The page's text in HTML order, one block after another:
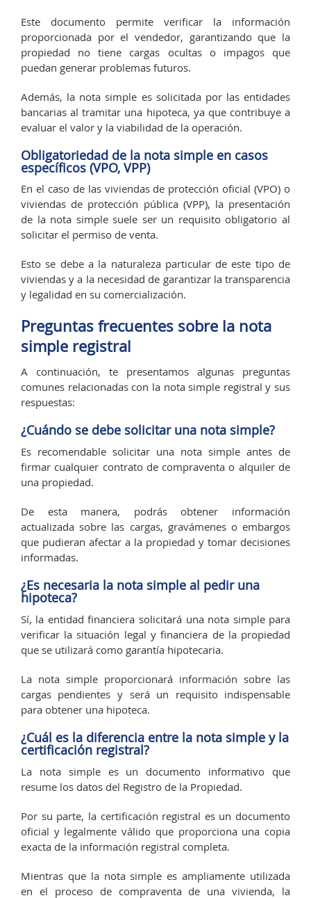
Este documento permite verificar la información
proporcionada por el vendedor, garantizando que la
propiedad no tiene cargas ocultas o impagos que
puedan generar problemas futuros.
Además, la nota simple es solicitada por las entidades
bancarias al tramitar una hipoteca, ya que contribuye a
evaluar el valor y la viabilidad de la operación.
Obligatoriedad de la nota simple en casos
específicos (VPO, VPP)
En el caso de las viviendas de protección oficial (VPO) o
viviendas de protección pública (VPP), la presentación
de la nota simple suele ser un requisito obligatorio al
solicitar el permiso de venta.
Esto se debe a la naturaleza particular de este tipo de
viviendas y a la necesidad de garantizar la transparencia
y legalidad en su comercialización.
Preguntas frecuentes sobre la nota
simple registral
A continuación, te presentamos algunas preguntas
comunes relacionadas con la nota simple registral y sus
respuestas:
¿Cuándo se debe solicitar una nota simple?
Es recomendable solicitar una nota simple antes de
firmar cualquier contrato de compraventa o alquiler de
una propiedad.
De esta manera, podrás obtener información
actualizada sobre las cargas, gravámenes o embargos
que pudieran afectar a la propiedad y tomar decisiones
informadas.
¿Es necesaria la nota simple al pedir una
hipoteca?
Sí, la entidad financiera solicitará una nota simple para
verificar la situación legal y financiera de la propiedad
que se utilizará como garantía hipotecaria.
La nota simple proporcionará información sobre las
cargas pendientes y será un requisito indispensable
para obtener una hipoteca.
¿Cuál es la diferencia entre la nota simple y la
certificación registral?
La nota simple es un documento informativo que
resume los datos del Registro de la Propiedad.
Por su parte, la certificación registral es un documento
oficial y legalmente válido que proporciona una copia
exacta de la información registral completa.
Mientras que la nota simple es ampliamente utilizada
en el proceso de compraventa de una vivienda, la